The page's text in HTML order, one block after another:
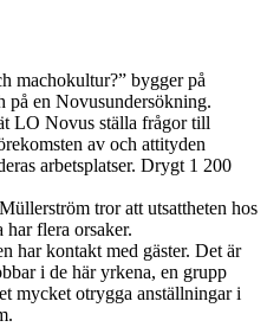
machokultur?” bygger på
på en Novusundersökning.
LO Novus ställa frågor till
av och attityden
arbetsplatser. Drygt 1 200
tror att utsattheten hos
har flera orsaker.
har kontakt med gäster. Det är
i de här yrkena, en grupp
mycket otrygga anställningar i